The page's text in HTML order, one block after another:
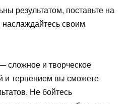
результатом, поставьте на
своим
сложное и творческое
и терпением вы сможете
Не бойтесь